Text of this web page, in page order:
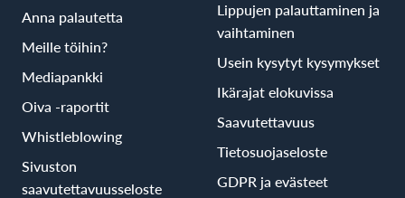
Anna palautetta
Meille töihin?
Mediapankki
Oiva -raportit
Whistleblowing
Sivuston
saavutettavuusseloste
Lippujen palauttaminen ja
vaihtaminen
Usein kysytyt kysymykset
Ikärajat elokuvissa
Saavutettavuus
Tietosuojaseloste
GDPR ja evästeet